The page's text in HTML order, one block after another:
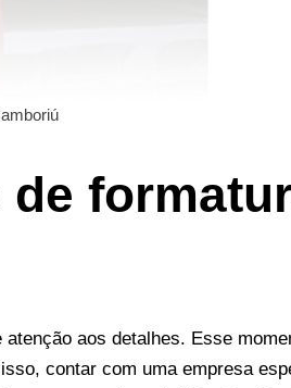
aos detalhes. Esse
contar com uma empresa